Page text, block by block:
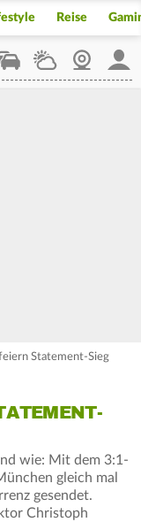
Reise
WetterWebcam
Statement-Sieg
wie: Mit dem 3:1-
gleich mal
gesendet.
Christoph